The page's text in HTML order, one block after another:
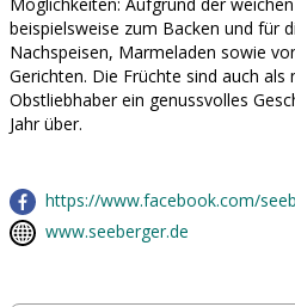
beispielsweise zum Backen und für
Nachspeisen, Marmeladen sowie
Gerichten. Die Früchte sind auch als
Obstliebhaber ein genussvolles
Jahr über.
https://www.facebook.com/
www.seeberger.de